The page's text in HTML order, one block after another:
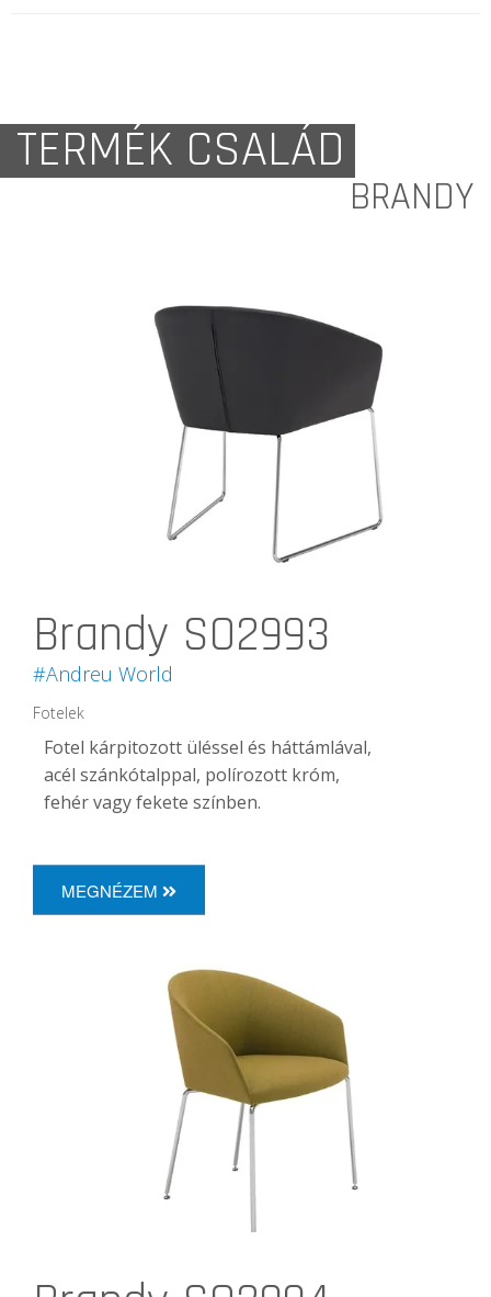
TERMÉK CSALÁD
BRANDY
Brandy SO2993
#Andreu World
Fotelek
Fotel kárpitozott üléssel és háttámlával,
acél szánkótalppal, polírozott króm,
fehér vagy fekete színben.
MEGNÉZEM